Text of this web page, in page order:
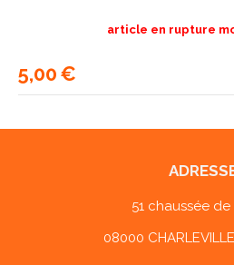
5,00€
article en rupture
51 chaussée
08000